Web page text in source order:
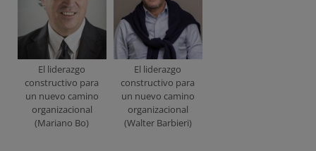
El liderazgo
constructivo para
un nuevo camino
organizacional
(Mariano Bo)
El liderazgo
constructivo para
un nuevo camino
organizacional
(Walter Barbieri)